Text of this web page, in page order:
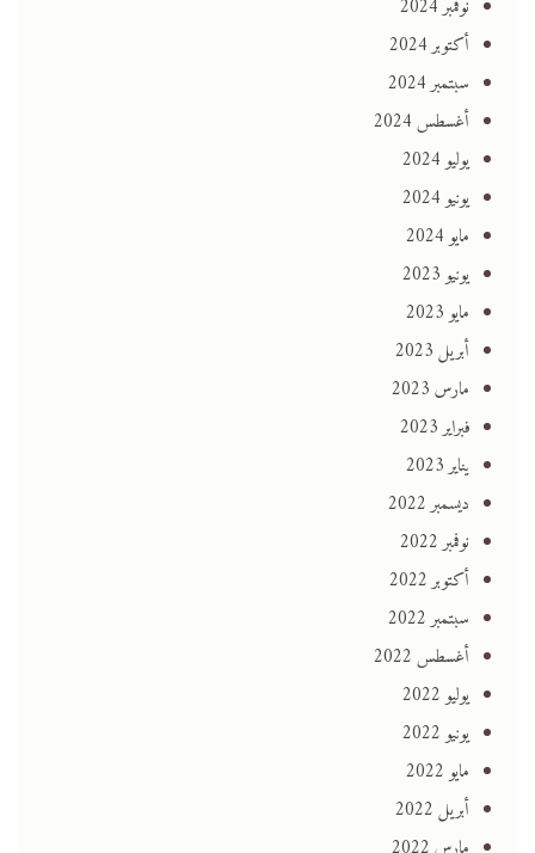
نوفمبر 2024
أكتوبر 2024
سبتمبر 2024
أغسطس 2024
يوليو 2024
يونيو 2024
مايو 2024
يونيو 2023
مايو 2023
أبريل 2023
مارس 2023
فبراير 2023
يناير 2023
ديسمبر 2022
نوفمبر 2022
أكتوبر 2022
سبتمبر 2022
أغسطس 2022
يوليو 2022
يونيو 2022
مايو 2022
أبريل 2022